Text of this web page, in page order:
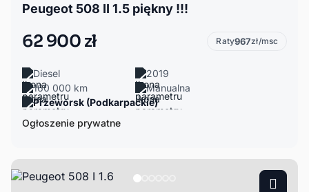
Peugeot 508 II 1.5 piękny !!!
62 900 zł Raty967zł/msc
Diesel
2019
160 000 km
Manualna
Przeworsk (Podkarpackie)
Ogłoszenie prywatne